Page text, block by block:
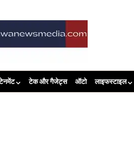
टेक और गैजेट्स ऑटो लाइफस्टाइल